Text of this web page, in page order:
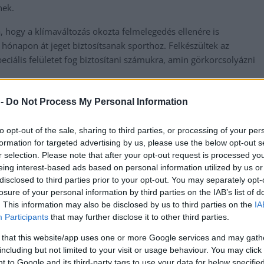
Do Not Process My Personal Information
opt-out of the sale, sharing to third parties, or processing of your
for targeted advertising by us, please use the below opt-out
selection. Please note that after your opt-out request is processed
interest-based ads based on personal information utilized by us
to third parties prior to your opt-out. You may separately
of your personal information by third parties on the IAB’s list of
This information may also be disclosed by us to third parties on the
Participants that may further disclose it to other third parties.
that this website/app uses one or more Google services and may
but not limited to your visit or usage behaviour. You may
to Google and its third-party tags to use your data for below
a klímaváltozás okozta felmelegedés ellenére is
át jeget biztosítsanak sporthoz. Felkészültek az
felületet fog biztosítani számukra, amin görkorcsolyázni
várhatóan 6-8 hónapot vesz igénybe, emellett a beton
,toyota hering
Eltűnt egy 16 éves szolnoki lány